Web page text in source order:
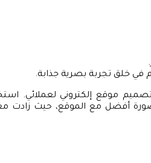
خلق تجربة بصرية جذابة.
موقع إلكتروني لعملائي.
أفضل مع الموقع، حيث زادت